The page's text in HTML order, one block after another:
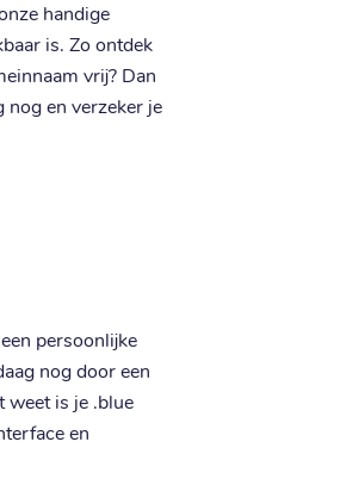
handige
is. Zo ontdek
vrij? Dan
nog en verzeker je
persoonlijke
nog door een
weet is je .blue
en